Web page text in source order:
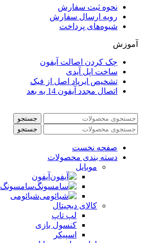
نحوه ثبت سفارش
رویه ارسال سفارش
شیوه‌های پرداخت
آموزش
چک کردن اصالت آیفون
ساخت اپل آیدی
تشخیص ایرپاد اصل از فیک
اتصال مجدد آیفون 14 به بعد
جستجو
جستجو
صفحه نخست
دسته بندی محصولات
موبایل
آیفون
سامسونگ
شیائومی
کالای دیجیتال
لپ تاپ
کنسول بازی
اسپیکر